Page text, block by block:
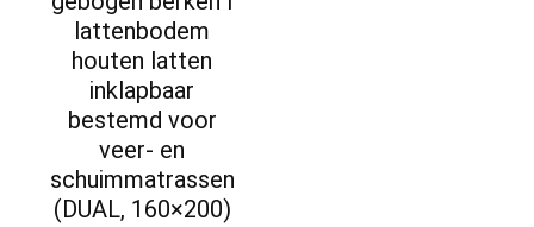
lattenbodem
houten latten
inklapbaar
bestemd voor
veer- en
schuimmatrassen
(DUAL, 160×200)